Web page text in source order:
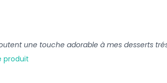
une touche adorable à mes desserts
produit